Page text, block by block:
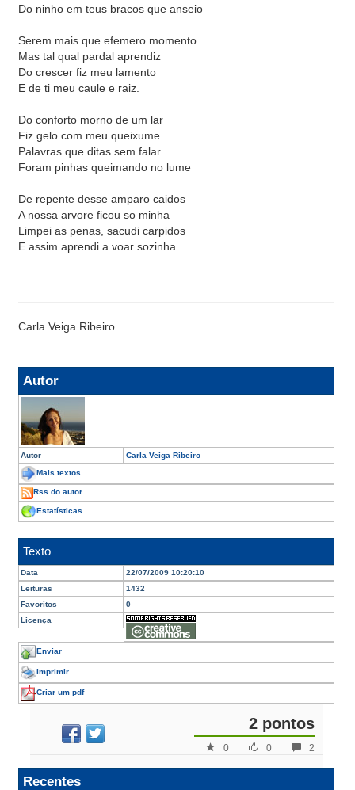
Do ninho em teus bracos que anseio
Serem mais que efemero momento.
Mas tal qual pardal aprendiz
Do crescer fiz meu lamento
E de ti meu caule e raiz.
Do conforto morno de um lar
Fiz gelo com meu queixume
Palavras que ditas sem falar
Foram pinhas queimando no lume
De repente desse amparo caidos
A nossa arvore ficou so minha
Limpei as penas, sacudi carpidos
E assim aprendi a voar sozinha.
Carla Veiga Ribeiro
Autor
Autor Carla Veiga Ribeiro
Mais textos
Rss do autor
Estatísticas
Texto
Data
22/07/2009 10:20:10
Leituras
1432
Favoritos
0
Licença
Enviar
Imprimir
Criar um pdf
2 pontos
2
0
0
Recentes